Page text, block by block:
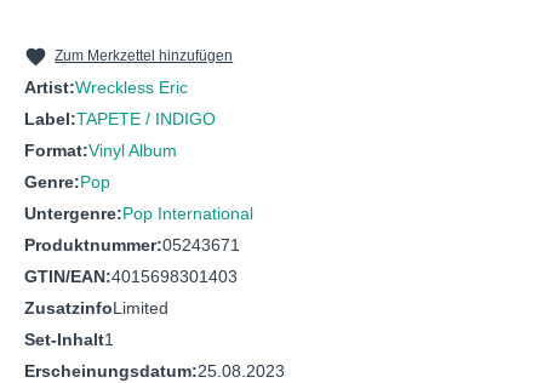
11 On The Move
12 Esplanade By Moonlight
14 Zoom (Glittering In The Sun)
15 Drag Time
Zum Merkzettel hinzufügen
Artist:Wreckless Eric
Label:TAPETE / INDIGO
Format:Vinyl Album
Genre:Pop
Untergenre:Pop International
Produktnummer:05243671
GTIN/EAN:4015698301403
ZusatzinfoLimited
Set-Inhalt1
Erscheinungsdatum:25.08.2023